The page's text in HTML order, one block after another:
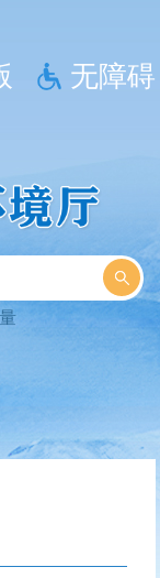
无障碍